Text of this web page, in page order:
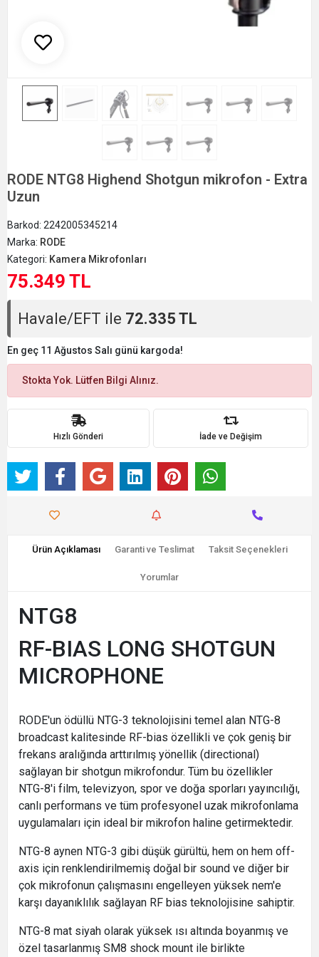
RODE NTG8 Highend Shotgun mikrofon - Extra
Uzun
Barkod: 2242005345214
Marka: RODE
Kategori: Kamera Mikrofonları
75.349 TL
Havale/EFT ile 72.335 TL
En geç 11 Ağustos Salı günü kargoda!
Stokta Yok. Lütfen Bilgi Alınız.
Hızlı Gönderi İade ve Değişim
Ürün Açıklaması Garanti ve Teslimat Taksit Seçenekleri
Yorumlar
NTG8
RF-BIAS LONG SHOTGUN
MICROPHONE
RODE'un ödüllü NTG-3 teknolojisini temel alan NTG-8
broadcast kalitesinde RF-bias özellikli ve çok geniş bir
frekans aralığında arttırılmış yönellik (directional)
sağlayan bir shotgun mikrofondur. Tüm bu özellikler
NTG-8'i film, televizyon, spor ve doğa sporları yayıncılığı,
canlı performans ve tüm profesyonel uzak mikrofonlama
uygulamaları için ideal bir mikrofon haline getirmektedir.
NTG-8 aynen NTG-3 gibi düşük gürültü, hem on hem off-
axis için renklendirilmemiş doğal bir sound ve diğer bir
çok mikrofonun çalışmasını engelleyen yüksek nem'e
karşı dayanıklılık sağlayan RF bias teknolojisine sahiptir.
NTG-8 mat siyah olarak yüksek ısı altında boyanmış ve
özel tasarlanmış SM8 shock mount ile birlikte